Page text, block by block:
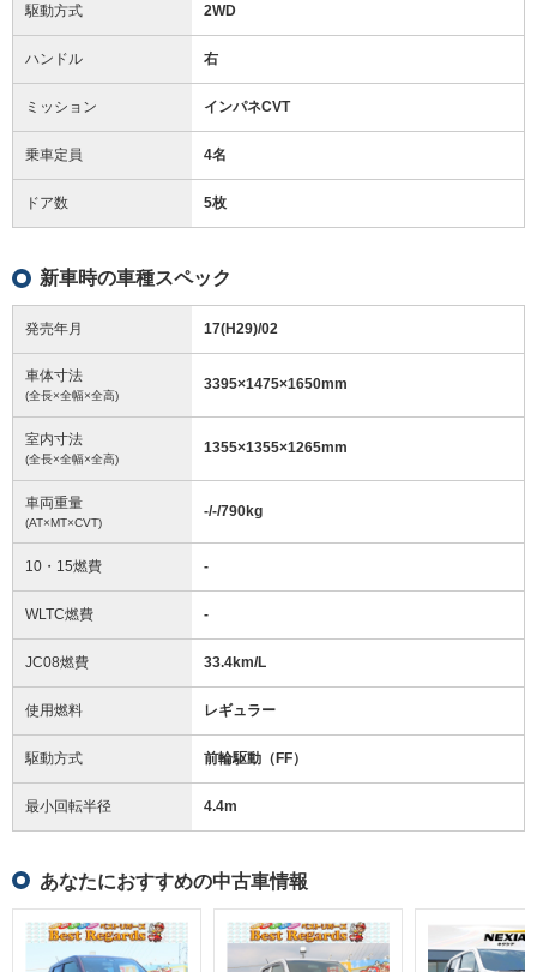
駆動方式 2WD
ハンドル 右
ミッション インパネCVT
乗車定員 4名
ドア数 5枚
新車時の車種スペック
発売年月 17(H29)/02
車体寸法
(全長×全幅×全高)
3395×1475×1650mm
室内寸法
(全長×全幅×全高)
1355×1355×1265mm
車両重量
(AT×MT×CVT)
-/-/790kg
10・15燃費 -
WLTC燃費 -
JC08燃費 33.4km/L
使用燃料 レギュラー
駆動方式 前輪駆動（FF）
最小回転半径 4.4m
あなたにおすすめの中古車情報